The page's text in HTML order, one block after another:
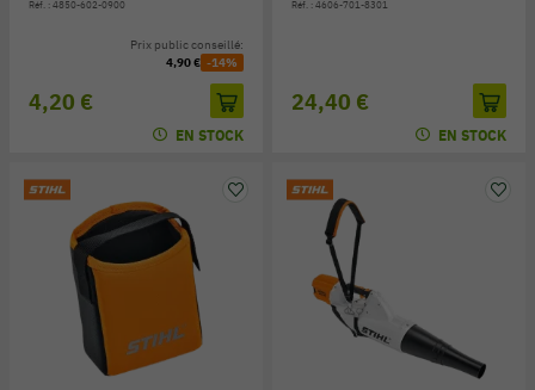
Réf. : 4850-602-0900
4,20 €
Prix public conseillé:
4,90 € -14%
EN STOCK
Réf. : 4606-701-8301
24,40 €
EN STOCK